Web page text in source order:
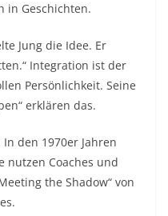
in Geschichten.​
Jung die Idee. Er
Integration ist der
Persönlichkeit. Seine
erklären das.​
den 1970er Jahren
nutzen Coaches und
the Shadow“ von